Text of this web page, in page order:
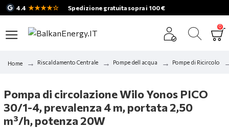
4.4 ★★★★☆ Spedizione gratuita sopra i 100 €
0
Home Riscaldamento Centrale Pompe dell acqua Pompe di Ricircolo
Pompa di circolazione Wilo Yonos PICO
30/1-4, prevalenza 4 m, portata 2,50
m³/h, potenza 20W